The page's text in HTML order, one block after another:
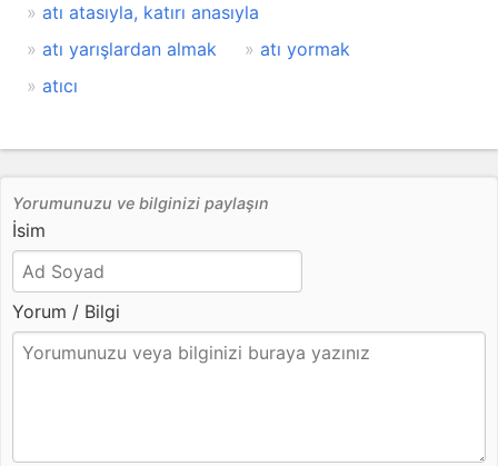
atı atasıyla, katırı anasıyla
atı yarışlardan almak
atı yormak
atıcı
Yorumunuzu ve bilginizi paylaşın
İsim
Yorum / Bilgi